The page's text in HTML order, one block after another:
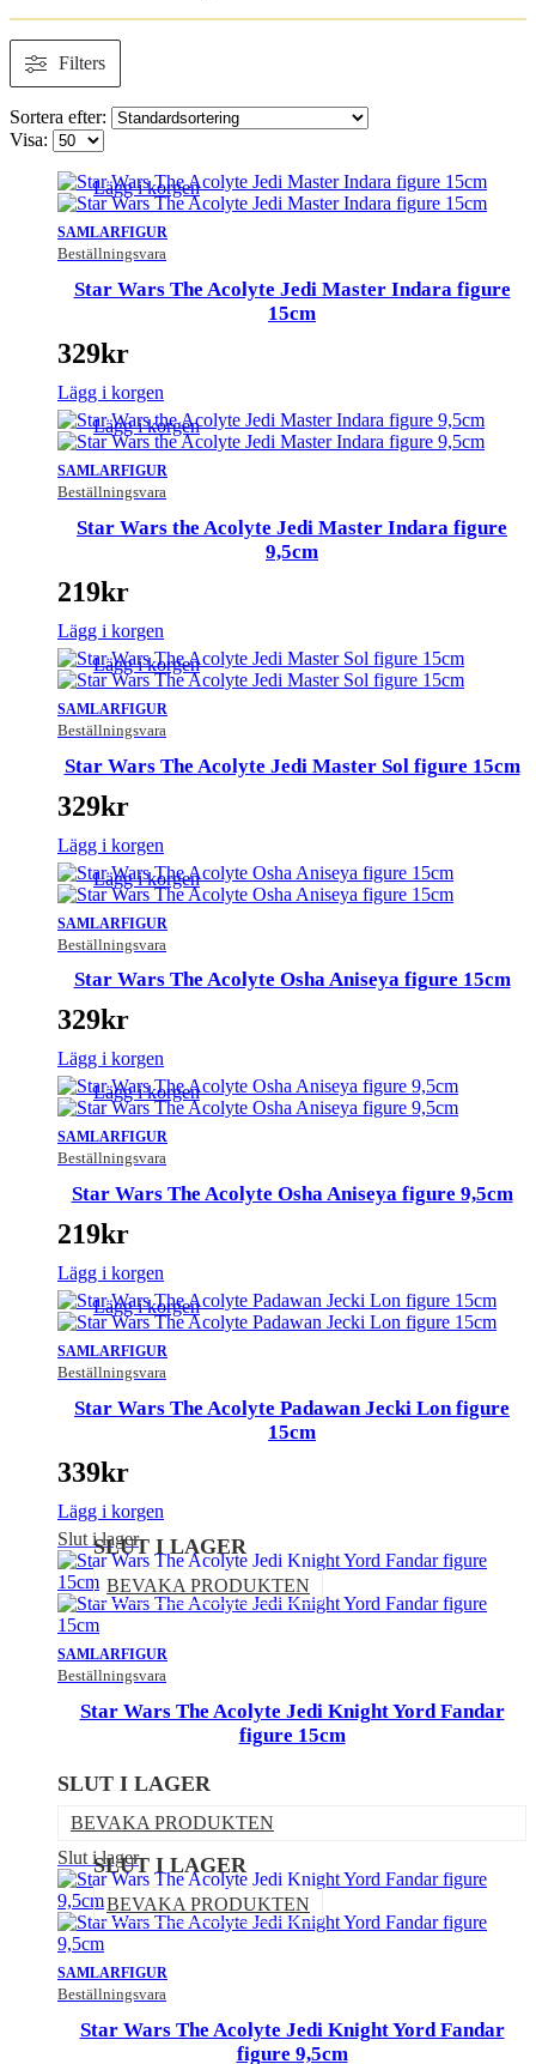
Filters
Sortera efter:
Visa:
SAMLARFIGUR
Beställningsvara
Lägg i korgen
Star Wars The Acolyte Jedi Master Indara figure
15cm
329kr
Lägg i korgen
SAMLARFIGUR
Beställningsvara
Lägg i korgen
Star Wars the Acolyte Jedi Master Indara figure
9,5cm
219kr
Lägg i korgen
SAMLARFIGUR
Beställningsvara
Lägg i korgen
Star Wars The Acolyte Jedi Master Sol figure 15cm
329kr
Lägg i korgen
SAMLARFIGUR
Beställningsvara
Lägg i korgen
Star Wars The Acolyte Osha Aniseya figure 15cm
329kr
Lägg i korgen
SAMLARFIGUR
Beställningsvara
Lägg i korgen
Star Wars The Acolyte Osha Aniseya figure 9,5cm
219kr
Lägg i korgen
SAMLARFIGUR
Beställningsvara
Lägg i korgen
Star Wars The Acolyte Padawan Jecki Lon figure
15cm
339kr
Lägg i korgen
Slut i lager
SAMLARFIGUR
Beställningsvara
SLUT I LAGER
BEVAKA PRODUKTEN
Star Wars The Acolyte Jedi Knight Yord Fandar
figure 15cm
SLUT I LAGER
BEVAKA PRODUKTEN
Slut i lager
SAMLARFIGUR
Beställningsvara
SLUT I LAGER
BEVAKA PRODUKTEN
Star Wars The Acolyte Jedi Knight Yord Fandar
figure 9,5cm